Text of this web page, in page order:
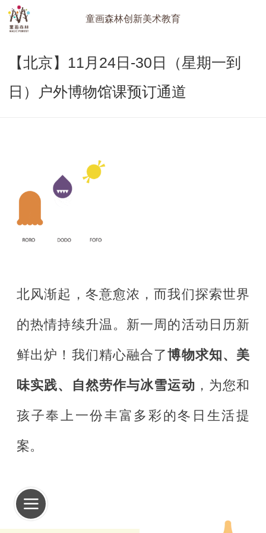
童画森林创新美术教育
【北京】11月24日-30日（星期一到
日）户外博物馆课预订通道
北风渐起，冬意愈浓，而我们探索世界
的热情持续升温。新一周的活动日历新
鲜出炉！我们精心融合了博物求知、美
味实践、自然劳作与冰雪运动 ，为您和
孩子奉上一份丰富多彩的冬日生活提
案。